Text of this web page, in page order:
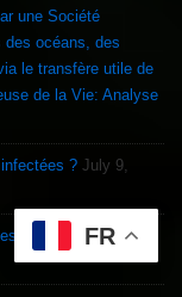
une Société
des océans, des
le transfère utile de
de la Vie: Analyse
? July 9,
souffrant d’une ou
FR